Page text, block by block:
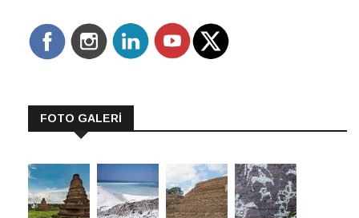
FOTO GALERİ